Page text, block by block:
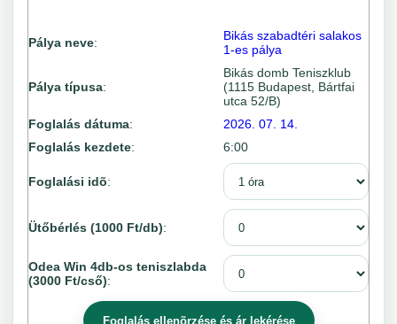
Pálya neve:
Bikás szabadtéri salakos
1-es pálya
Pálya típusa:
Bikás domb Teniszklub
(1115 Budapest, Bártfai
utca 52/B)
Foglalás dátuma:
2026. 07. 14.
Foglalás kezdete: 6:00
Foglalási idõ:
Ütőbérlés (1000 Ft/db):
Odea Win 4db-os teniszlabda
(3000 Ft/cső):